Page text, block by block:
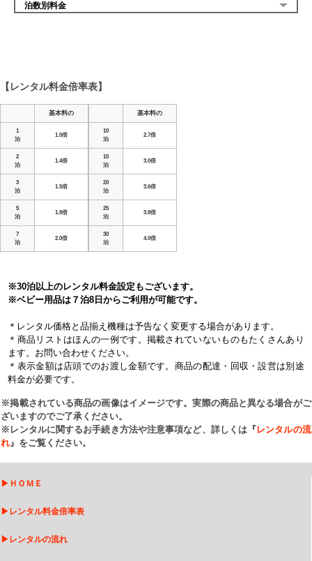
泊数別料金
【レンタル料金倍率表】
基本料の
1
泊
1.0倍
2
泊
1.4倍
3
泊
1.5倍
5
泊
1.8倍
7
泊
2.0倍
基本料の
10
泊
2.7倍
15
泊
3.0倍
20
泊
3.6倍
25
泊
3.8倍
30
泊
4.0倍
※30泊以上のレンタル料金設定もございます。
※ベビー用品は７泊8日からご利用が可能です。
＊レンタル価格と品揃え機種は予告なく変更する場合があります。
＊商品リストはほんの一例です。掲載されていないものもたくさんあり
ます。お問い合わせください。
＊表示金額は店頭でのお渡し金額です。商品の配達・回収・設営は別途
料金が必要です。
※掲載されている商品の画像はイメージです。実際の商品と異なる場合がご
ざいますのでご了承ください。
※レンタルに関するお手続き方法や注意事項など、詳しくは『 レンタルの流
れ』をご覧ください。
▶ ＨＯＭＥ
▶ レンタル料金倍率表
▶ レンタルの流れ